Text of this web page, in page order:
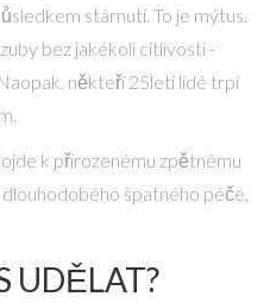
stárnutí. To je mýtus.
bez jakékoli citlivosti -
někteří 25letí lidé trpí
k přirozenému zpětnému
špatného péče,
UDĚLAT?